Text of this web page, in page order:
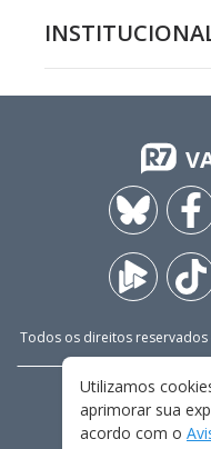
Todos os direitos reservados
CARREIRA
TERMOS
Utilizamos
aprimorar sua
acordo com o